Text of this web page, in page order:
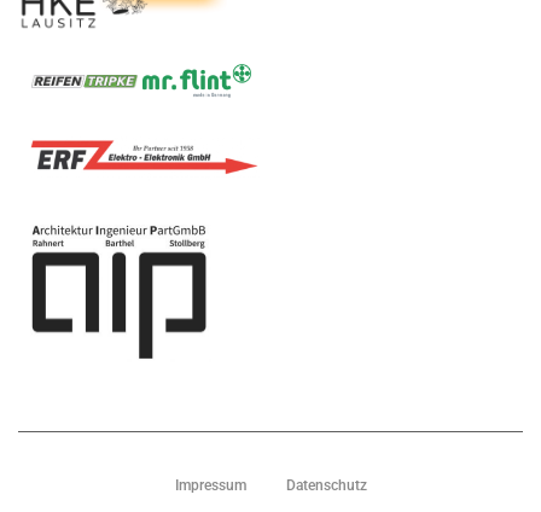
Impressum Datenschutz